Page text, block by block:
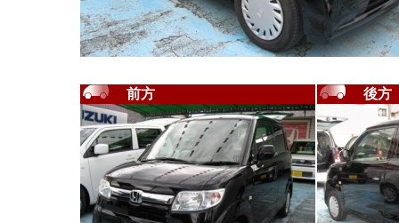
前方 後方